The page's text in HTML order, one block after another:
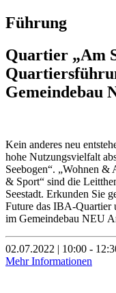
Führung
Quartier „Am
Gemeindebau
Kein anderes neu
hohe Nutzungsvielfalt
Seebogen“. „Wohnen &
& Sport“ sind die
Seestadt. Erkunden Sie
Future das IBA-Quartier
im Gemeindebau NEU
02.07.2022 | 10:00 -
Mehr Informationen